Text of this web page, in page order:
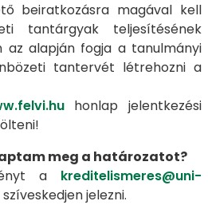
beiratkozásra magával kell
tantárgyak teljesítésének
az alapján fogja a tanulmányi
tantervét létrehozni a
honlap jelentkezési
meg a határozatot?
a kreditelismeres@uni-
jelezni.